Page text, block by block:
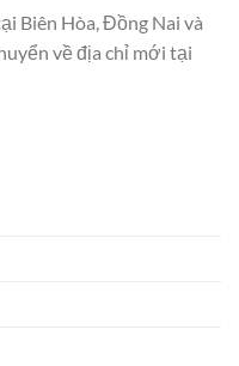
Biên Hòa, Đồng Nai và
về địa chỉ mới tại